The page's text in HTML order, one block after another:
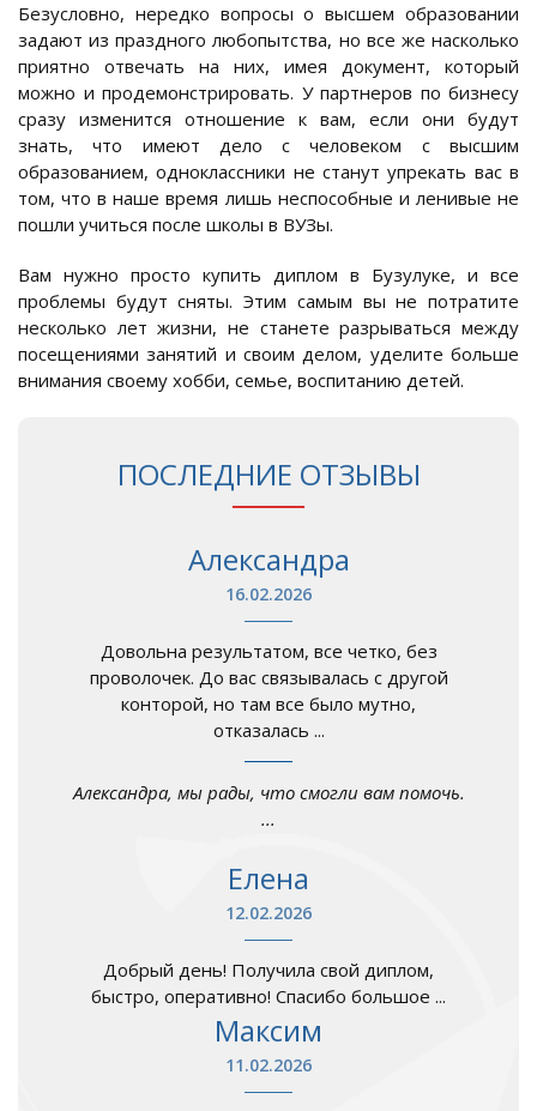
Безусловно, нередко вопросы о высшем образовании
задают из праздного любопытства, но все же насколько
приятно отвечать на них, имея документ, который
можно и продемонстрировать. У партнеров по бизнесу
сразу изменится отношение к вам, если они будут
знать, что имеют дело с человеком с высшим
образованием, одноклассники не станут упрекать вас в
том, что в наше время лишь неспособные и ленивые не
пошли учиться после школы в ВУЗы.
Вам нужно просто купить диплом в Бузулуке, и все
проблемы будут сняты. Этим самым вы не потратите
несколько лет жизни, не станете разрываться между
посещениями занятий и своим делом, уделите больше
внимания своему хобби, семье, воспитанию детей.
ПОСЛЕДНИЕ ОТЗЫВЫ
Александра
16.02.2026
Довольна результатом, все четко, без
проволочек. До вас связывалась с другой
конторой, но там все было мутно,
отказалась ...
Александра, мы рады, что смогли вам помочь.
...
Елена
12.02.2026
Добрый день! Получила свой диплом,
быстро, оперативно! Спасибо большое ...
Максим
11.02.2026